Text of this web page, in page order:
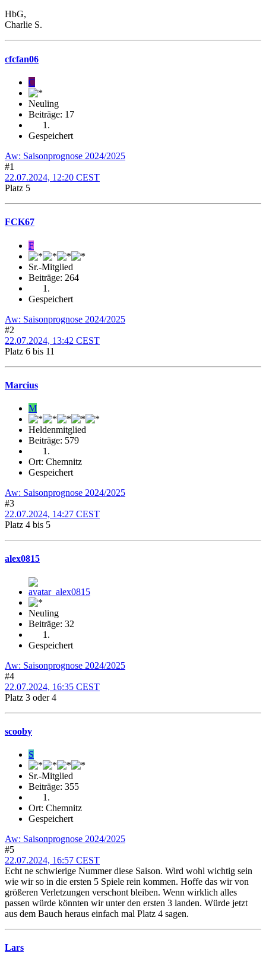
HbG,
Charlie S.
cfcfan06
C
Neuling
Beiträge: 17
Gespeichert
Aw: Saisonprognose 2024/2025
#1
22.07.2024, 12:20 CEST
Platz 5
FCK67
F
Sr.-Mitglied
Beiträge: 264
Gespeichert
Aw: Saisonprognose 2024/2025
#2
22.07.2024, 13:42 CEST
Platz 6 bis 11
Marcius
M
Heldenmitglied
Beiträge: 579
Ort: Chemnitz
Gespeichert
Aw: Saisonprognose 2024/2025
#3
22.07.2024, 14:27 CEST
Platz 4 bis 5
alex0815
Neuling
Beiträge: 32
Gespeichert
Aw: Saisonprognose 2024/2025
#4
22.07.2024, 16:35 CEST
Platz 3 oder 4
scooby
S
Sr.-Mitglied
Beiträge: 355
Ort: Chemnitz
Gespeichert
Aw: Saisonprognose 2024/2025
#5
22.07.2024, 16:57 CEST
Echt ne schwierige Nummer diese Saison. Wird wohl wichtig sein
wie wir so in die ersten 5 Spiele rein kommen. Hoffe das wir von
größeren Verletzungen verschont bleiben. Wenn wirklich alles
passen würde könnten wir unter den ersten 3 landen. Würde jetzt
aus dem Bauch heraus einfach mal Platz 4 sagen.
Lars